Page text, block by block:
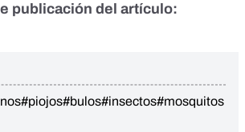
publicación del artículo:
#piojos#bulos#insectos#mosquitos